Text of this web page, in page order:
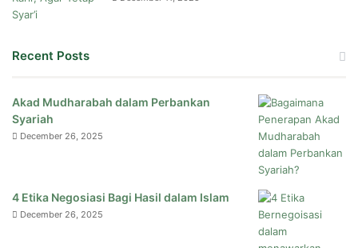
Recent Posts
Akad Mudharabah dalam Perbankan
Syariah
December 26, 2025
4 Etika Negosiasi Bagi Hasil dalam Islam
December 26, 2025